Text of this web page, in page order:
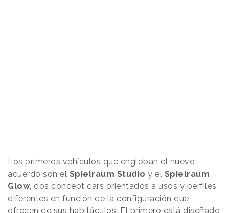
Los primeros vehículos que engloban el nuevo
acuerdo son el Spielraum Studio y el Spielraum
Glow, dos concept cars orientados a usos y perfiles
diferentes en función de la configuración que
ofrecen de sus habitáculos. El primero está diseñado